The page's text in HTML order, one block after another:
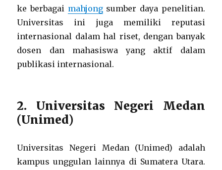
ke berbagai mahjongsumber daya penelitian.
Universitas ini juga memiliki reputasi
internasional dalam hal riset, dengan banyak
dosen dan mahasiswa yang aktif dalam
publikasi internasional.
2. Universitas Negeri Medan
(Unimed)
Universitas Negeri Medan (Unimed) adalah
kampus unggulan lainnya di Sumatera Utara.